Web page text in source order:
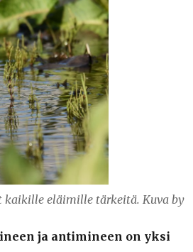
kaikille eläimille tärkeitä. Kuva by
ja antimineen on yksi